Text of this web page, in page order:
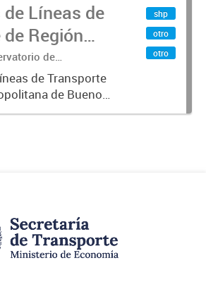
Líneas de
Región
de
(RMBA)
de
y Sistemasde Transporte
de Buenos
shp
otro
otro